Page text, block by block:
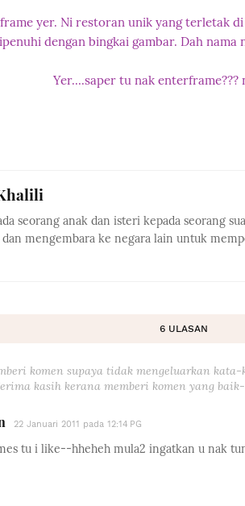
yer. Ni restoran unik yang terletak
dengan bingkai gambar. Dah nama
Yer....saper tu nak enterframe???
seorang anak dan isteri kepada seorang
mengembara ke negara lain untuk
6 ULASAN
komen supaya tidak mengeluarkan kata-
kasih kerana memberi komen yang
22 Januari 2011 pada 12:14 PG
tu i like--hheheh mula2 ingatkan u nak